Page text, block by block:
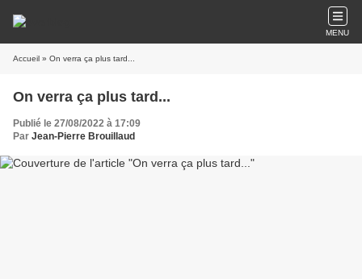
MENU
Accueil » On verra ça plus tard...
On verra ça plus tard...
Publié le 27/08/2022 à 17:09
Par Jean-Pierre Brouillaud